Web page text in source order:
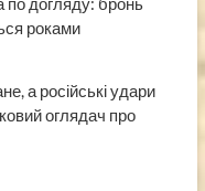
роками
а російські удари
оглядач про